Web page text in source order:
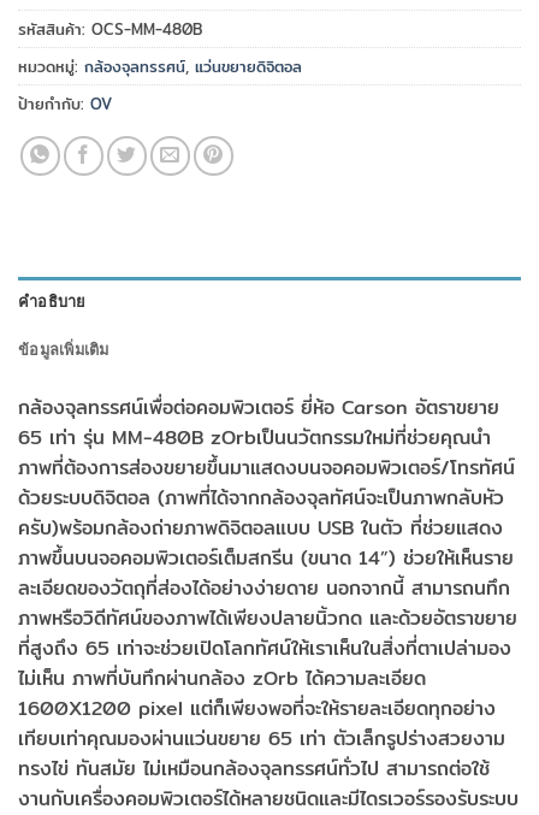
รหัสสินค้า: OCS-MM-480B
หมวดหมู่: กล้องจุลทรรศน์, แว่นขยายดิจิตอล
ป้ายกำกับ: OV
คำอธิบาย
ข้อมูลเพิ่มเติม
กล้องจุลทรรศน์เพื่อต่อคอมพิวเตอร์ ยี่ห้อ Carson อัตราขยาย
65 เท่า รุ่น MM-480B zOrbเป็นนวัตกรรมใหม่ที่ช่วยคุณนำ
ภาพที่ต้องการส่องขยายขึ้นมาแสดงบนจอคอมพิวเตอร์/โทรทัศน์
ด้วยระบบดิจิตอล (ภาพที่ได้จากกล้องจุลทัศน์จะเป็นภาพกลับหัว
ครับ)พร้อมกล้องถ่ายภาพดิจิตอลแบบ USB ในตัว ที่ช่วยแสดง
ภาพขึ้นบนจอคอมพิวเตอร์เต็มสกรีน (ขนาด 14”) ช่วยให้เห็นราย
ละเอียดของวัตถุที่ส่องได้อย่างง่ายดาย นอกจากนี้ สามารถนทึก
ภาพหรือวิดีทัศน์ของภาพได้เพียงปลายนิ้วกด และด้วยอัตราขยาย
ที่สูงถึง 65 เท่าจะช่วยเปิดโลกทัศน์ให้เราเห็นในสิ่งที่ตาเปล่ามอง
ไม่เห็น ภาพที่บันทึกผ่านกล้อง zOrb ได้ความละเอียด
1600X1200 pixel แต่ก็เพียงพอที่จะให้รายละเอียดทุกอย่าง
เทียบเท่าคุณมองผ่านแว่นขยาย 65 เท่า ตัวเล็กรูปร่างสวยงาม
ทรงไข่ ทันสมัย ไม่เหมือนกล้องจุลทรรศน์ทั่วไป สามารถต่อใช้
งานกับเครื่องคอมพิวเตอร์ได้หลายชนิดและมีไดรเวอร์รองรับระบบ